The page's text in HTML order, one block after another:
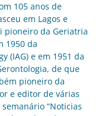
105 anos de
em Lagos e
pioneiro da Geriatria
1950 da
(IAG) e em 1951 da
de que
pioneiro da
e editor de várias
“Noticias